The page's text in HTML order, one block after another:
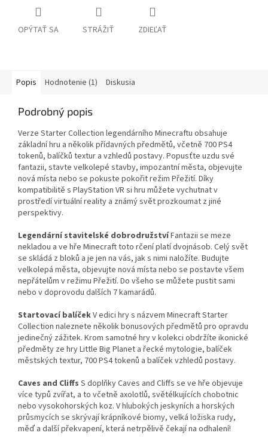
OPÝTAŤ SA STRÁŽIŤ ZDIEĽAŤ
Popis Hodnotenie (1) Diskusia
Podrobný popis
Verze Starter Collection legendárního Minecraftu obsahuje
základní hru a několik přídavných předmětů, včetně 700 PS4
tokenů, balíčků textur a vzhledů postavy. Popusťte uzdu své
fantazii, stavte velkolepé stavby, impozantní města, objevujte
nová místa nebo se pokuste pokořit režim Přežití. Díky
kompatibilitě s PlayStation VR si hru můžete vychutnat v
prostředí virtuální reality a známý svět prozkoumat z jiné
perspektivy.
Legendární stavitelské dobrodružstvíFantazii se meze
nekladou a ve hře Minecraft toto rčení platí dvojnásob. Celý svět
se skládá z bloků a je jen na vás, jak s nimi naložíte. Budujte
velkolepá města, objevujte nová místa nebo se postavte všem
nepřátelům v režimu Přežití. Do všeho se můžete pustit sami
nebo v doprovodu dalších 7 kamarádů.
Startovací balíčekV edici hry s názvem Minecraft Starter
Collection naleznete několik bonusových předmětů pro opravdu
jedinečný zážitek. Krom samotné hry v kolekci obdržíte ikonické
předměty ze hry Little Big Planet a řecké mytologie, balíček
městských textur, 700 PS4 tokenů a balíček vzhledů postavy.
Caves and Cliffs S doplňky Caves and Cliffs se ve hře objevuje
více typů zvířat, a to včetně axolotlů, světélkujících chobotnic
nebo vysokohorských koz. V hlubokých jeskyních a horských
průsmycích se skrývají krápníkové biomy, velká ložiska rudy,
měď a další překvapení, která netrpělivě čekají na odhalení!